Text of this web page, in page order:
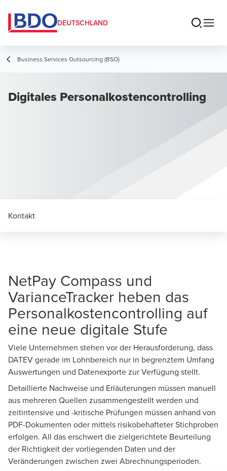
DEUTSCHLAND
Business Services Outsourcing (BSO)
Digitales Personalkostencontrolling
Kontakt
NetPay Compass und
VarianceTracker heben das
Personalkostencontrolling auf
eine neue digitale Stufe
Viele Unternehmen stehen vor der Herausforderung, dass
DATEV gerade im Lohnbereich nur in begrenztem Umfang
Auswertungen und Datenexporte zur Verfügung stellt.
Detaillierte Nachweise und Erläuterungen müssen manuell
aus mehreren Quellen zusammengestellt werden und
zeitintensive und -kritische Prüfungen müssen anhand von
PDF-Dokumenten oder mittels risikobehafteter Stichproben
erfolgen. All das erschwert die zielgerichtete Beurteilung
der Richtigkeit der vorliegenden Daten und der
Veränderungen zwischen zwei Abrechnungsperioden.